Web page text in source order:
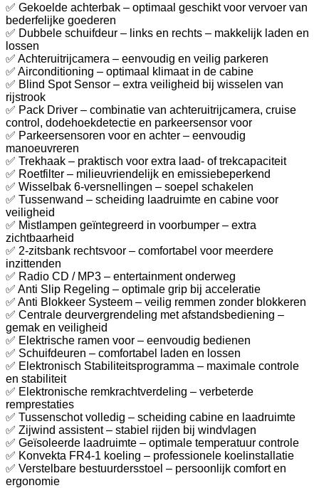
✅ Gekoelde achterbak – optimaal geschikt voor vervoer van
bederfelijke goederen
✅ Dubbele schuifdeur – links en rechts – makkelijk laden en
lossen
✅ Achteruitrijcamera – eenvoudig en veilig parkeren
✅ Airconditioning – optimaal klimaat in de cabine
✅ Blind Spot Sensor – extra veiligheid bij wisselen van
rijstrook
✅ Pack Driver – combinatie van achteruitrijcamera, cruise
control, dodehoekdetectie en parkeersensor voor
✅ Parkeersensoren voor en achter – eenvoudig
manoeuvreren
✅ Trekhaak – praktisch voor extra laad- of trekcapaciteit
✅ Roetfilter – milieuvriendelijk en emissiebeperkend
✅ Wisselbak 6-versnellingen – soepel schakelen
✅ Tussenwand – scheiding laadruimte en cabine voor
veiligheid
✅ Mistlampen geïntegreerd in voorbumper – extra
zichtbaarheid
✅ 2-zitsbank rechtsvoor – comfortabel voor meerdere
inzittenden
✅ Radio CD / MP3 – entertainment onderweg
✅ Anti Slip Regeling – optimale grip bij acceleratie
✅ Anti Blokkeer Systeem – veilig remmen zonder blokkeren
✅ Centrale deurvergrendeling met afstandsbediening –
gemak en veiligheid
✅ Elektrische ramen voor – eenvoudig bedienen
✅ Schuifdeuren – comfortabel laden en lossen
✅ Elektronisch Stabiliteitsprogramma – maximale controle
en stabiliteit
✅ Elektronische remkrachtverdeling – verbeterde
remprestaties
✅ Tussenschot volledig – scheiding cabine en laadruimte
✅ Zijwind assistent – stabiel rijden bij windvlagen
✅ Geïsoleerde laadruimte – optimale temperatuur controle
✅ Konvekta FR4-1 koeling – professionele koelinstallatie
✅ Verstelbare bestuurdersstoel – persoonlijk comfort en
ergonomie